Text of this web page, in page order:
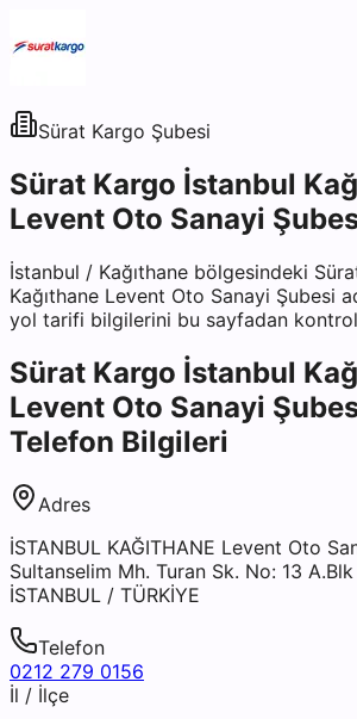
Sürat Kargo Şubesi
Sürat Kargo İstanbul
Levent Oto Sanayi
İstanbul / Kağıthane bölgesindeki
Kağıthane Levent Oto Sanayi Şubesi
yol tarifi bilgilerini bu sayfadan
Sürat Kargo İstanbul
Levent Oto Sanayi
Telefon Bilgileri
Adres
İSTANBUL KAĞITHANE Levent Oto
Sultanselim Mh. Turan Sk. No: 13
İSTANBUL / TÜRKİYE
Telefon
0212 279 0156
İl / İlçe